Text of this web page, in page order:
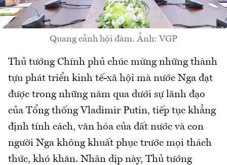
Quang cảnh hội đàm. Ảnh: VGP
Thủ tướng Chính phủ chúc mừng những thành
tựu phát triển kinh tế-xã hội mà nước Nga đạt
được trong những năm qua dưới sự lãnh đạo
của Tổng thống Vladimir Putin, tiếp tục khẳng
định tính cách, văn hóa của đất nước và con
người Nga không khuất phục trước mọi thách
thức, khó khăn. Nhân dịp này, Thủ tướng